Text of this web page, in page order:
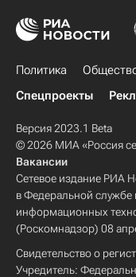
Политика
Спецпроекты
Версия 2023.1 Beta
© 2026 МИА «Россия
Вакансии
Сетевое издание РИА
в Федеральной службе
информационных
(Роскомнадзор) 08
Свидетельство о
Учредитель: